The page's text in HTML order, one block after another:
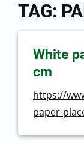
TAG:
White
cm
https://
paper-